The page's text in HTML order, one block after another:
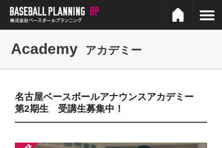
Academy アカデミー
名古屋ベースボールアナウンスアカデミー
第2期生 受講生募集中！